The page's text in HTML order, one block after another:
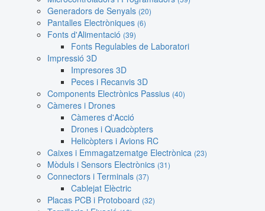
Generadors de Senyals (20)
Pantalles Electròniques (6)
Fonts d'Alimentació (39)
Fonts Regulables de Laboratori
Impressió 3D
Impresores 3D
Peces i Recanvis 3D
Components Electrònics Passius (40)
Càmeres i Drones
Càmeres d'Acció
Drones i Quadcòpters
Helicòpters i Avions RC
Caixes i Emmagatzematge Electrònica (23)
Mòduls i Sensors Electrònics (31)
Connectors i Terminals (37)
Cablejat Elèctric
Placas PCB i Protoboard (32)